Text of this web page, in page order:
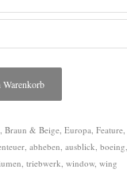
Warenkorb
Braun & Beige Europa Feature
abheben ausblick boeing
triebwerk window, wing